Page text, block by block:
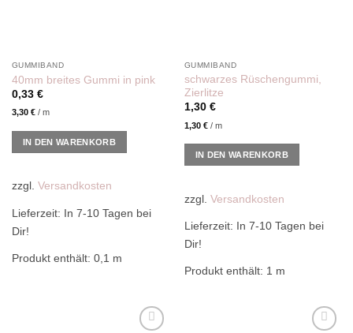
GUMMIBAND
40mm breites Gummi in pink
0,33 €
3,30 €/ m
IN DEN WARENKORB
zzgl. Versandkosten
Lieferzeit: In 7-10 Tagen bei
Dir!
Produkt enthält: 0,1 m
GUMMIBAND
schwarzes Rüschengummi,
Zierlitze
1,30 €
1,30 €/ m
IN DEN WARENKORB
zzgl. Versandkosten
Lieferzeit: In 7-10 Tagen bei
Dir!
Produkt enthält: 1 m